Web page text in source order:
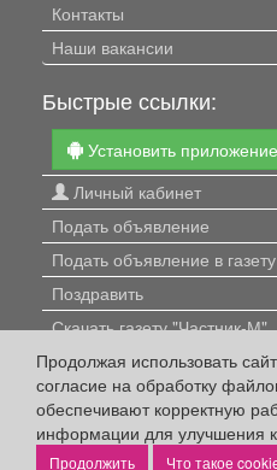
Продолжая использовать сайт
согласие на обработку
обеспечивают корректную
информации для улучшения
Что такое
Контакты
Наши вакансии
Быстрые ссылки:
Установить приложение
Личный кабинет
Подать объявление
Подать объявление в газету
Поздравить
Скачать газету "Частник-М"
Рекламодателям:
Бизнес-кабинет
Заказать рекламу